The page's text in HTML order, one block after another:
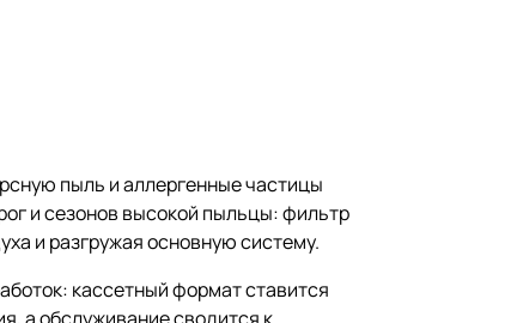
пыль и аллергенные частицы
и сезонов высокой пыльцы: фильтр
и разгружая основную систему.
кассетный формат ставится